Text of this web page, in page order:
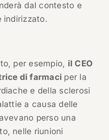
dal contesto e
indirizzato.
per esempio, il CEO
di farmaci per la
e della sclerosi
a causa delle
perso una
nelle riunioni